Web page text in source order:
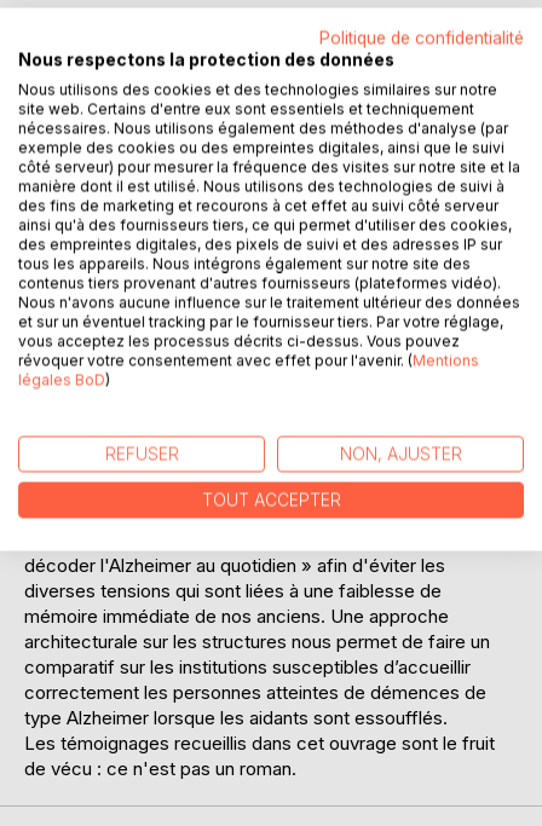
DESCRIPTION
Dans une société où tout le monde court après le temps,
quelle est la place de nos aînés Alzheimer ?
Lysie Santi effectue un récapitulatif de nos avancées
médicales en direction des problèmes liés à la pathologie
Alzheimer. Pourquoi continuer à prescrire une médication
obsolète, quand on détient une solution tangible ?
Forte d'expériences variées, elle apporte un constat
alarmant sur les fonctions liées à la protection de nos
majeurs protégés. La tutelle est censée protéger la
comme vulnérable de façon physique et mentale. Est-ce
vraiment le cas ?
À travers les témoignages recueillis, sont abordées ici
différentes façons de traiter certains des problèmes que
décoder l'Alzheimer au quotidien » afin d'éviter les
diverses tensions qui sont liées à une faiblesse de
mémoire immédiate de nos anciens. Une approche
architecturale sur les structures nous permet de faire un
comparatif sur les institutions susceptibles d’accueillir
correctement les personnes atteintes de démences de
type Alzheimer lorsque les aidants sont essoufflés.
Les témoignages recueillis dans cet ouvrage sont le fruit
de vécu : ce n'est pas un roman.
Politique de confidentialité
Nous respectons la protection des données
Nous utilisons des cookies et des technologies similaires sur notre
site web. Certains d'entre eux sont essentiels et techniquement
nécessaires. Nous utilisons également des méthodes d'analyse (par
exemple des cookies ou des empreintes digitales, ainsi que le suivi
côté serveur) pour mesurer la fréquence des visites sur notre site et la
manière dont il est utilisé. Nous utilisons des technologies de suivi à
des fins de marketing et recourons à cet effet au suivi côté serveur
ainsi qu'à des fournisseurs tiers, ce qui permet d'utiliser des cookies,
des empreintes digitales, des pixels de suivi et des adresses IP sur
tous les appareils. Nous intégrons également sur notre site des
contenus tiers provenant d'autres fournisseurs (plateformes vidéo).
Nous n'avons aucune influence sur le traitement ultérieur des données
et sur un éventuel tracking par le fournisseur tiers. Par votre réglage,
vous acceptez les processus décrits ci-dessus. Vous pouvez
révoquer votre consentement avec effet pour l'avenir. (Mentions
légales BoD)
REFUSER NON, AJUSTER
TOUT ACCEPTER